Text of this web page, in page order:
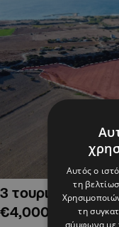
3 τουριστικά
€4,000,000
Αυτός ο
τη
τη
σύμφωνα με